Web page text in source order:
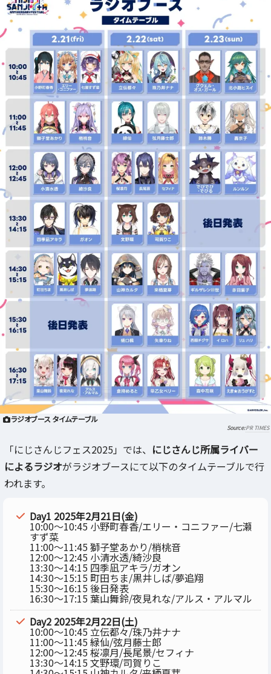
ラジオブース タイムテーブル
PR TIMES
「にじさんじフェス2025」では、 にじさんじ所属ライバー
によるラジオがラジオブースにて以下のタイムテーブルで行
われます。
Day1 2025年2月21日(金)
10:00～10:45 小野町春香/エリー・コニファー/七瀬
すず菜
11:00～11:45 獅子堂あかり/梢桃音
12:00～12:45 小清水透/綺沙良
13:30～14:15 四季凪アキラ/ガオン
14:30～15:15 町田ちま/黒井しば/夢追翔
15:30～16:15 後日発表
16:30～17:15 葉山舞鈴/夜見れな/アルス・アルマル
Day2 2025年2月22日(土)
10:00～10:45 立伝都々/珠乃井ナナ
11:00～11:45 緑仙/弦月藤士郎
12:00～12:45 桜凛月/長尾景/セフィナ
13:30～14:15 文野環/司賀りこ